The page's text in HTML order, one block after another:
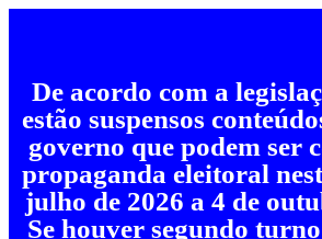
De acordo com a
estão suspensos
governo que podem ser
propaganda eleitoral
julho de 2026 a 4 de
Se houver segundo